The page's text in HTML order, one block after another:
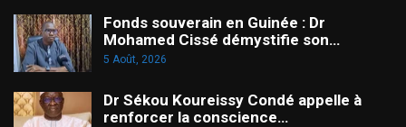
Fonds souverain en Guinée : Dr
Mohamed Cissé démystifie son…
5 Août, 2026
Dr Sékou Koureissy Condé appelle à
renforcer la conscience…